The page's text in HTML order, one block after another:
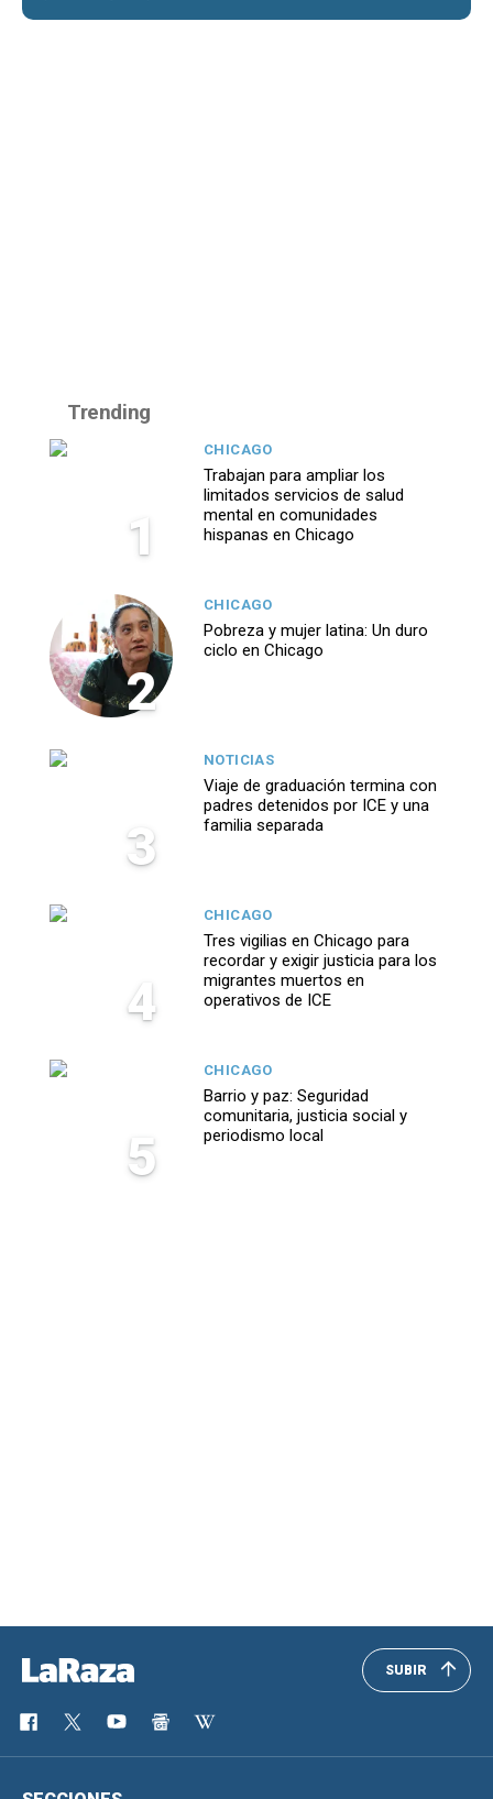
Trending
1
CHICAGO
Trabajan para ampliar los
limitados servicios de salud
mental en comunidades
hispanas en Chicago
2
CHICAGO
Pobreza y mujer latina: Un duro
ciclo en Chicago
3
NOTICIAS
Viaje de graduación termina con
padres detenidos por ICE y una
familia separada
4
CHICAGO
Tres vigilias en Chicago para
recordar y exigir justicia para los
migrantes muertos en
operativos de ICE
5
CHICAGO
Barrio y paz: Seguridad
comunitaria, justicia social y
periodismo local
SUBIR